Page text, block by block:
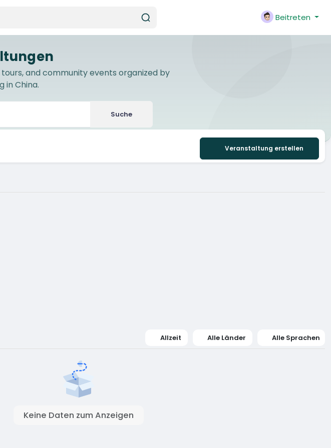
Beitreten
and community events organized by
in China.
Suche
Veranstaltung erstellen
Allzeit Alle Länder Alle Sprachen
Keine Daten zum Anzeigen